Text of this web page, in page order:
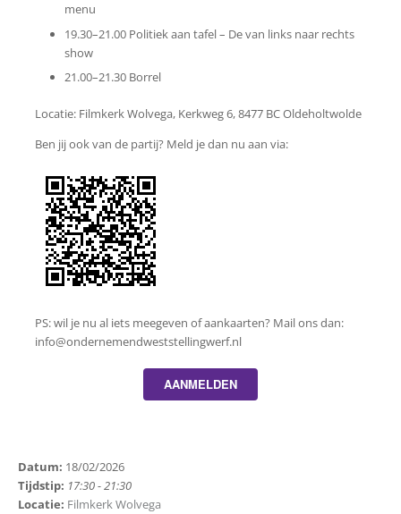
menu
19.30–21.00 Politiek aan tafel – De van links naar rechts
show
21.00–21.30 Borrel
Locatie: Filmkerk Wolvega, Kerkweg 6, 8477 BC Oldeholtwolde
Ben jij ook van de partij? Meld je dan nu aan via:
PS: wil je nu al iets meegeven of aankaarten? Mail ons dan:
info@ondernemendweststellingwerf.nl
AANMELDEN
Datum: 18/02/2026
Tijdstip: 17:30 - 21:30
Locatie: Filmkerk Wolvega